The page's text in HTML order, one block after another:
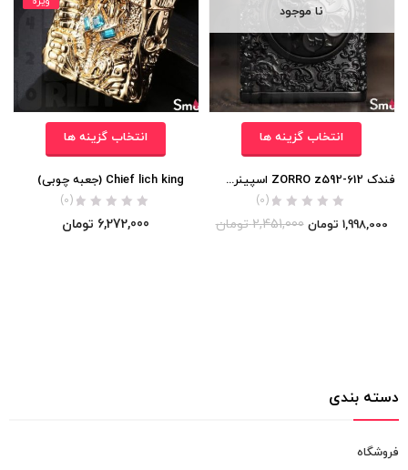
نا موجود
انتخاب گزینه ها
فندک ZORRO z592-612 اسپینری اورجینال
(0)
1,998,000 تومان 2,451,000 تومان
انتخاب گزینه ها
Chief lich king (جعبه چوبی)
(0)
6,272,000 تومان
دسته بندی
فروشگاه